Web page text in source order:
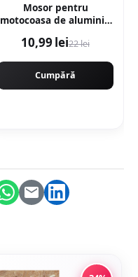
Mosor pentru
motocoasa de aluminiu
rapid. CMP1594
10,99 lei22 lei
Cumpără